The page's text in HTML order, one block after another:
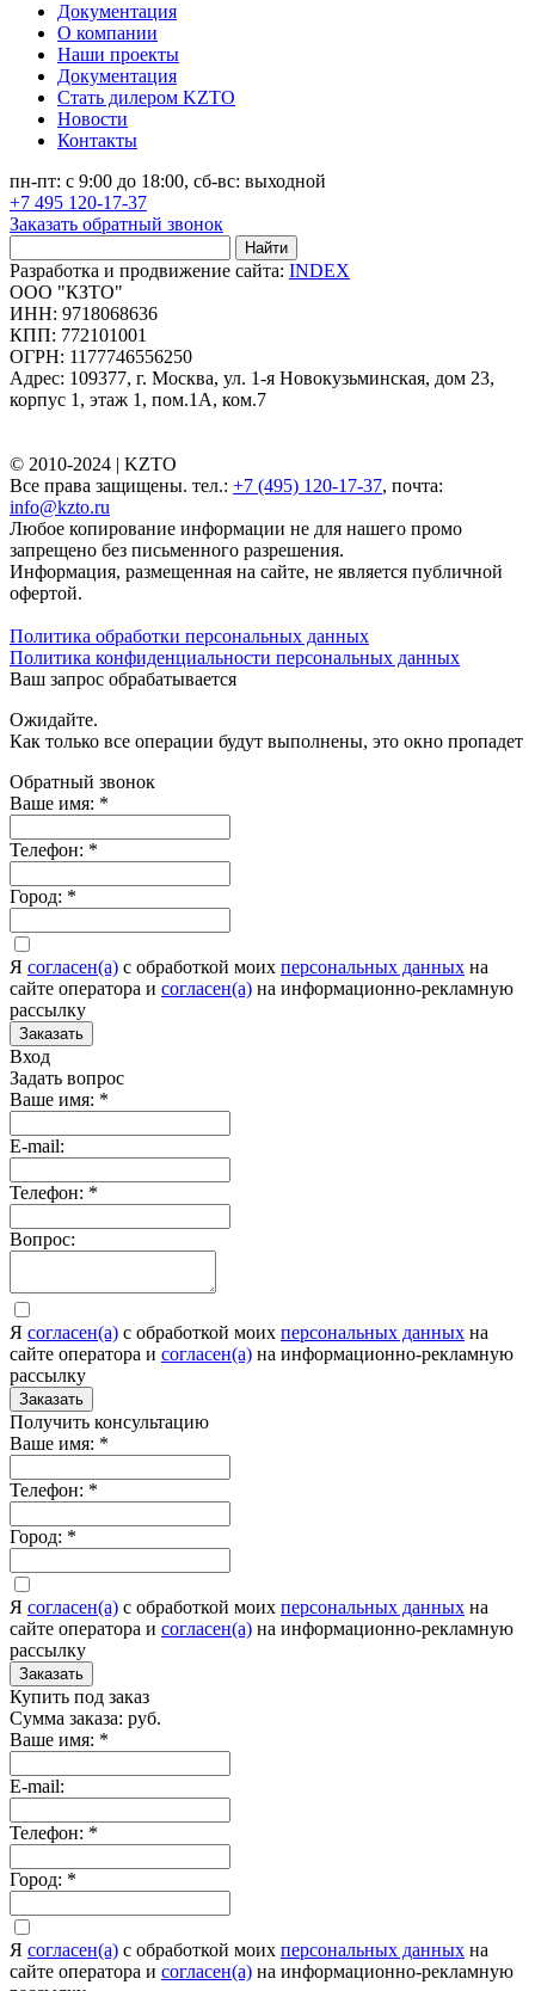
Документация
О компании
Наши проекты
Документация
Стать дилером KZTO
Новости
Контакты
пн-пт: с 9:00 до 18:00, сб-вс: выходной
+7 495 120-17-37
Заказать обратный звонок
Найти
Разработка и продвижение сайта: INDEX
ООО "КЗТО"
ИНН: 9718068636
КПП: 772101001
ОГРН: 1177746556250
Адрес: 109377, г. Москва, ул. 1-я Новокузьминская, дом 23,
корпус 1, этаж 1, пом.1А, ком.7
© 2010-2024 | KZTO
Все права защищены. тел.: +7 (495) 120-17-37, почта:
info@kzto.ru
Любое копирование информации не для нашего промо
запрещено без письменного разрешения.
Информация, размещенная на сайте, не является публичной
офертой.
Политика обработки персональных данных
Политика конфиденциальности персональных данных
Ваш запрос обрабатывается
Ожидайте.
Как только все операции будут выполнены, это окно пропадет
Обратный звонок
Ваше имя: *
Телефон: *
Город: *
Я согласен(а) c обработкой моих персональных данных на
сайте оператора и согласен(а) на информационно-рекламную
рассылку
Заказать
Вход
Задать вопрос
Ваше имя: *
E-mail:
Телефон: *
Вопрос:
Я согласен(а) c обработкой моих персональных данных на
сайте оператора и согласен(а) на информационно-рекламную
рассылку
Заказать
Получить консультацию
Ваше имя: *
Телефон: *
Город: *
Я согласен(а) c обработкой моих персональных данных на
сайте оператора и согласен(а) на информационно-рекламную
рассылку
Заказать
Купить под заказ
Сумма заказа: руб.
Ваше имя: *
E-mail:
Телефон: *
Город: *
Я согласен(а) c обработкой моих персональных данных на
сайте оператора и согласен(а) на информационно-рекламную